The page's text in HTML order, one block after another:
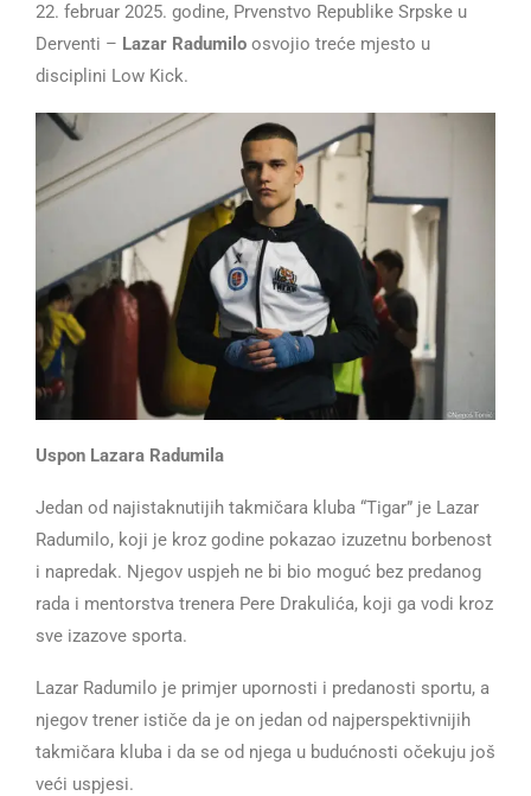
22. februar 2025. godine, Prvenstvo Republike Srpske u
Derventi – Lazar Radumilo osvojio treće mjesto u
disciplini Low Kick.
Uspon Lazara Radumila
Jedan od najistaknutijih takmičara kluba “Tigar” je Lazar
Radumilo, koji je kroz godine pokazao izuzetnu borbenost
i napredak. Njegov uspjeh ne bi bio moguć bez predanog
rada i mentorstva trenera Pere Drakulića, koji ga vodi kroz
sve izazove sporta.
Lazar Radumilo je primjer upornosti i predanosti sportu, a
njegov trener ističe da je on jedan od najperspektivnijih
takmičara kluba i da se od njega u budućnosti očekuju još
veći uspjesi.